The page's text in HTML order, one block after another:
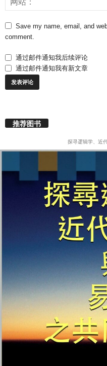
Save my name, email, and
comment.
通过邮件通知我后续评论
通过邮件通知我有新文章
推荐图书
探寻逻辑学、近